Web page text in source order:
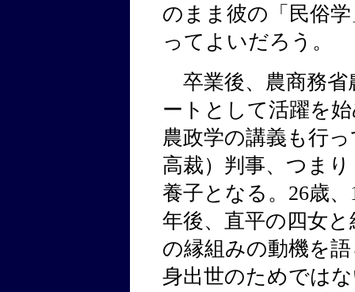
のまま彼の「民俗
ってよいだろう。
卒業後、農商務省
ートとして活躍を
農政学の講義も行
高裁）判事、つま
養子となる。26歳
年後、直平の四女
の縁組みの動機を
身出世のためでは